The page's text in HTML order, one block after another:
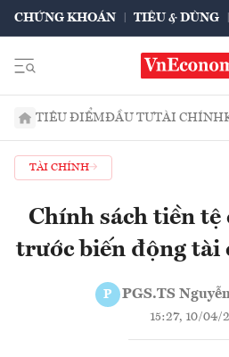
CHỨNG KHOÁN TIÊU & DÙNG
TIÊU ĐIỂMĐẦU TƯTÀI CHÍNH
TÀI CHÍNH
Chính sách tiền tệ
trước biến động tài
P PGS.TS
15:27, 10/04/